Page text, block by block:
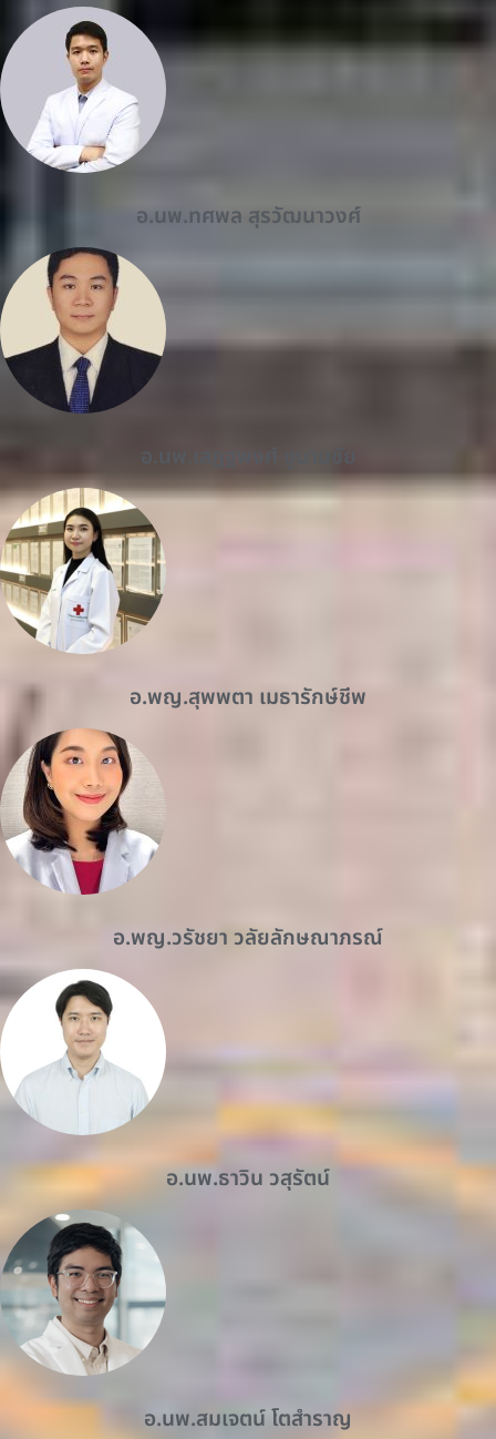
อ.นพ.ทศพล สุรวัฒนาวงศ์
อ.นพ.เสฏฐพงศ์ ชูนามชัย
อ.พญ.สุพพตา เมธารักษ์ชีพ
อ.พญ.วรัชยา วลัยลักษณาภรณ์
อ.นพ.ธาวิน วสุรัตน์
อ.นพ.สมเจตน์ โตสำราญ